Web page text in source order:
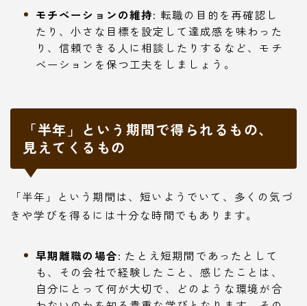
モチベーションの維持: 転職の目的を再確認し
たり、小さな目標を設定して達成感を味わった
り、信頼できる人に相談したりするなど、モチ
ベーションを保つ工夫をしましょう。
「半年」という期間で得られるもの、
見えてくるもの
「半年」という期間は、短いようでいて、多くの気づ
きや学びを得るには十分な時間でもあります。
早期離職の場合: たとえ短期間であったとして
も、その会社で経験したこと、感じたことは、
自分にとって何が大切で、どのような環境が合